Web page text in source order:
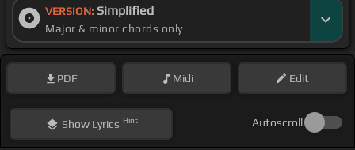
VERSION: Simplified
Major & minor chords only
PDF Midi Edit
ShowLyrics Hint Autoscroll